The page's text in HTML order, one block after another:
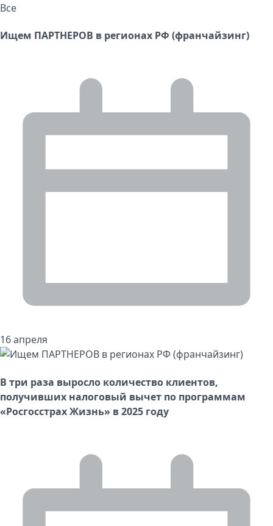
Все
Ищем ПАРТНЕРОВ в регионах РФ (франчайзинг)
16 апреля
В три раза выросло количество клиентов,
получивших налоговый вычет по программам
«Росгосстрах Жизнь» в 2025 году